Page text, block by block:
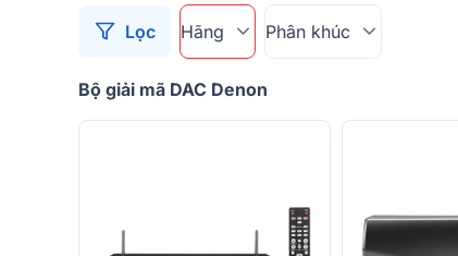
Lọc Hãng Phân khúc
Bộ giải mã DAC Denon